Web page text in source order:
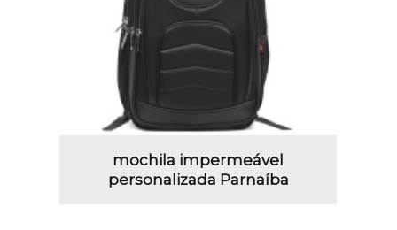
mochila impermeável
personalizada Parnaíba